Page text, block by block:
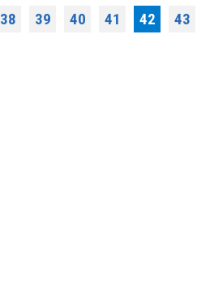
38 39 40 41 42 43